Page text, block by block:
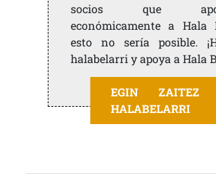
socios que
económicamente a Hala
esto no sería posible.
halabelarri y apoya a Hala
EGIN ZAITEZ
HALABELARRI